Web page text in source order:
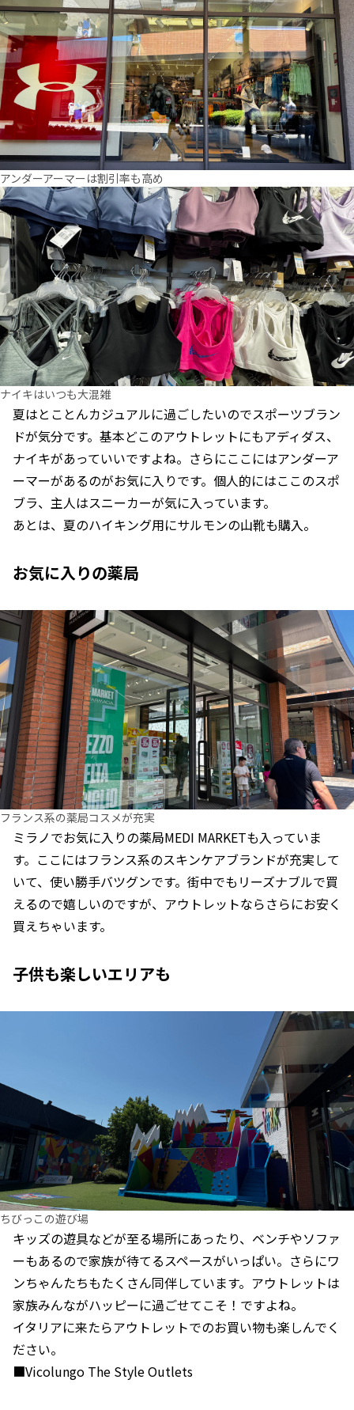
アンダーアーマーは割引率も高め
ナイキはいつも大混雑
夏はとことんカジュアルに過ごしたいのでスポーツブラン
ドが気分です。基本どこのアウトレットにもアディダス、
ナイキがあっていいですよね。さらにここにはアンダーア
ーマーがあるのがお気に入りです。個人的にはここのスポ
ブラ、主人はスニーカーが気に入っています。
あとは、夏のハイキング用にサルモンの山靴も購入。
お気に入りの薬局
フランス系の薬局コスメが充実
ミラノでお気に入りの薬局MEDI MARKETも入っていま
す。ここにはフランス系のスキンケアブランドが充実して
いて、使い勝手バツグンです。街中でもリーズナブルで買
えるので嬉しいのですが、アウトレットならさらにお安く
買えちゃいます。
子供も楽しいエリアも
ちびっこの遊び場
キッズの遊具などが至る場所にあったり、ベンチやソファ
ーもあるので家族が待てるスペースがいっぱい。さらにワ
ンちゃんたちもたくさん同伴しています。アウトレットは
家族みんながハッピーに過ごせてこそ！ですよね。
イタリアに来たらアウトレットでのお買い物も楽しんでく
ださい。
■Vicolungo The Style Outlets